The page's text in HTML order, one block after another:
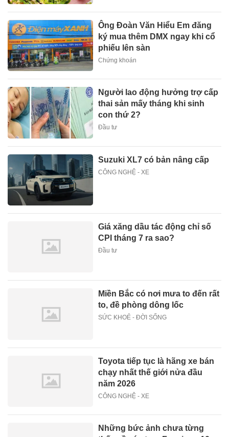
Ông Đoàn Văn Hiểu Em đăng
ký mua thêm DMX ngay khi cổ
phiếu lên sàn
Chứng khoán
Người lao động hưởng trợ cấp
thai sản mấy tháng khi sinh
con thứ 2?
Đầu tư
Suzuki XL7 có bản nâng cấp
CÔNG NGHỆ - XE
Giá xăng dầu tác động chỉ số
CPI tháng 7 ra sao?
Đầu tư
Miền Bắc có nơi mưa to đến rất
to, đề phòng dông lốc
SỨC KHOẺ - ĐỜI SỐNG
Toyota tiếp tục là hãng xe bán
chạy nhất thế giới nửa đầu
năm 2026
CÔNG NGHỆ - XE
Những bức ảnh chưa từng